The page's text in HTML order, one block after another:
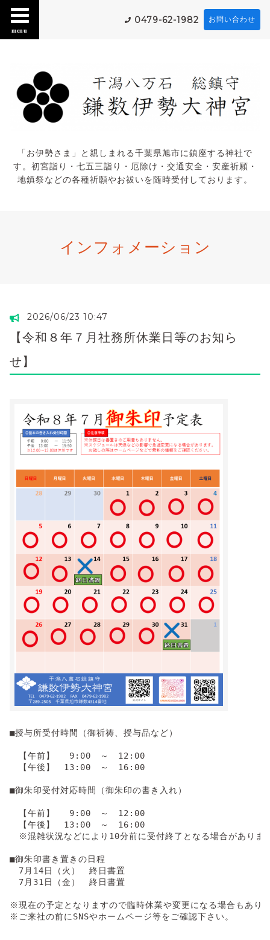
menu
0479-62-1982 お問い合わせ
「お伊勢さま」と親しまれる千葉県旭市に鎮座する神社で
す。初宮詣り・七五三詣り・厄除け・交通安全・安産祈願・
地鎮祭などの各種祈願やお祓いを随時受付しております。
インフォメーション
2026/06/23 10:47
【令和８年７月社務所休業日等のお知ら
せ】
■授与所受付時間（御祈祷、授与品など）
【午前】　 9:00　～　12:00
【午後】　13:00　～　16:00
■御朱印受付対応時間（御朱印の書き入れ）
【午前】　 9:00　～　12:00
【午後】　13:00　～　16:00
※混雑状況などにより10分前に受付終了となる場合がありま
■御朱印書き置きの日程
7月14日（火）　終日書置
7月31日（金）　終日書置
※現在の予定となりますので臨時休業や変更になる場合もあり
※ご来社の前にSNSやホームページ等をご確認下さい。